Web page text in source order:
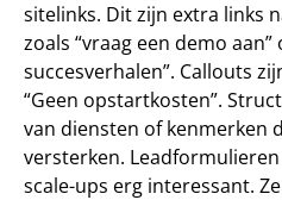
sitelinks. Dit zijn extra links
zoals “vraag een demo aan”
succesverhalen”. Callouts
“Geen opstartkosten”.
van diensten of kenmerken
versterken. Leadformulieren
scale-ups erg interessant.